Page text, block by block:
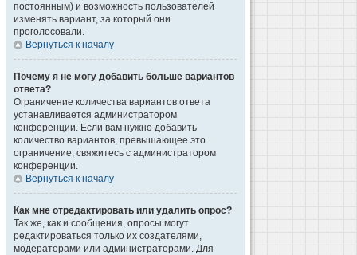
постоянным) и возможность пользователей
изменять вариант, за который они
проголосовали.
Вернуться к началу
Почему я не могу добавить больше вариантов
ответа?
Ограничение количества вариантов ответа
устанавливается администратором
конференции. Если вам нужно добавить
количество вариантов, превышающее это
ограничение, свяжитесь с администратором
конференции.
Вернуться к началу
Как мне отредактировать или удалить опрос?
Так же, как и сообщения, опросы могут
редактироваться только их создателями,
модераторами или администраторами. Для